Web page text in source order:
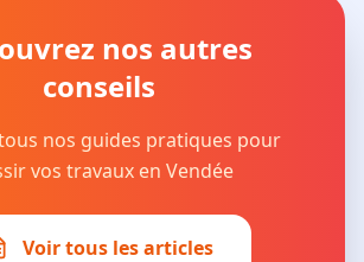
nos autres
conseils
nos guides pratiques pour
vos travaux en Vendée
Voir tous les articles